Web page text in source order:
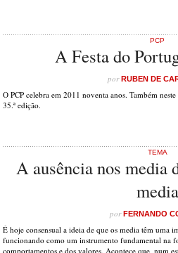
PCP
A Festa do
porRUBEN DE
O PCP celebra em 2011 noventa anos. Também
35.ª edição.
TEMA
A ausência nos media
media
porFERNANDO
É hoje consensual a ideia de que os media têm uma
funcionando como um instrumento fundamental na
comportamentos e dos valores. Acontece que, num